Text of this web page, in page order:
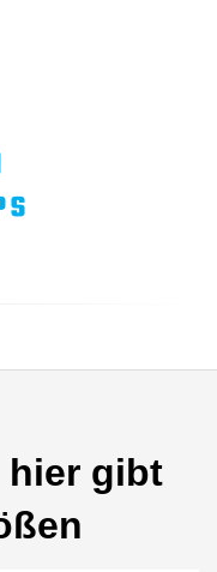
hier gibt